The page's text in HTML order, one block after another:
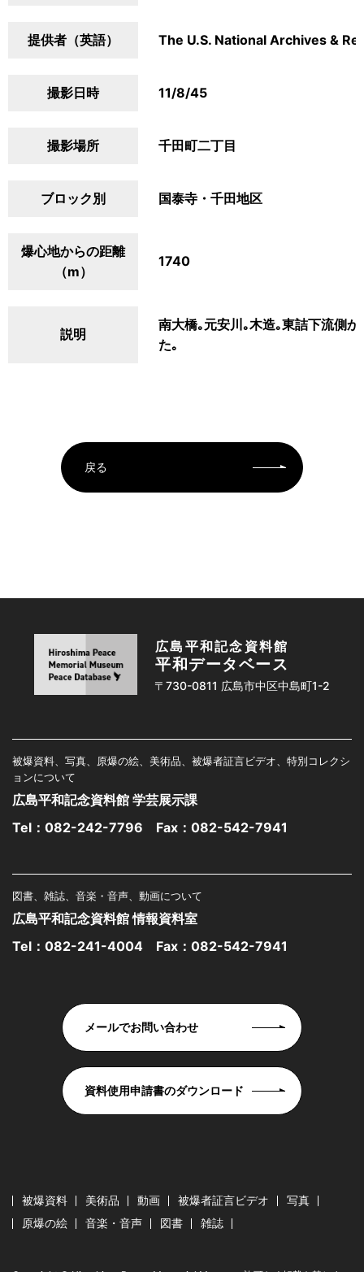
提供者（英語） The U.S. National Archives &
撮影日時 11/8/45
撮影場所 千田町二丁目
ブロック別 国泰寺・千田地区
爆心地からの距離
（m）
1740
説明
南大橋｡元安川｡木造｡東詰下流側
た｡
戻る
広島平和記念資料館
平和データベース
〒730-0811 広島市中区中島町1-2
被爆資料、写真、原爆の絵、美術品、被爆者証言ビデオ、特別コレクシ
ョンについて
広島平和記念資料館 学芸展示課
Tel： 082-242-7796 Fax：082-542-7941
図書、雑誌、音楽・音声、動画について
広島平和記念資料館 情報資料室
Tel： 082-241-4004 Fax：082-542-7941
メールでお問い合わせ
資料使用申請書のダウンロード
被爆資料 美術品 動画 被爆者証言ビデオ
写真
原爆の絵
音楽・音声 図書 雑誌